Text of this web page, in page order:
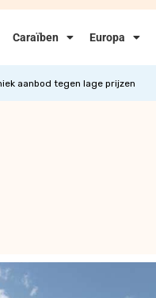
Caraïben Europa
aanbod tegen lage prijzen